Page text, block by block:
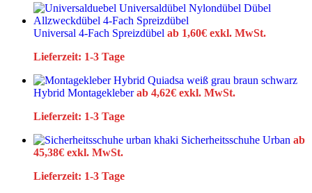
Universal 4-Fach Spreizdübel ab 1,60€ exkl. MwSt.
Lieferzeit: 1-3 Tage
Hybrid Montagekleberab 4,62€ exkl. MwSt.
Lieferzeit: 1-3 Tage
Sicherheitsschuhe Urban ab
45,38€ exkl. MwSt.
Lieferzeit: 1-3 Tage